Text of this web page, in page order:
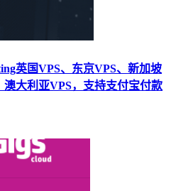
英国VPS、东京VPS、新加坡
大利亚VPS，支持支付宝付款